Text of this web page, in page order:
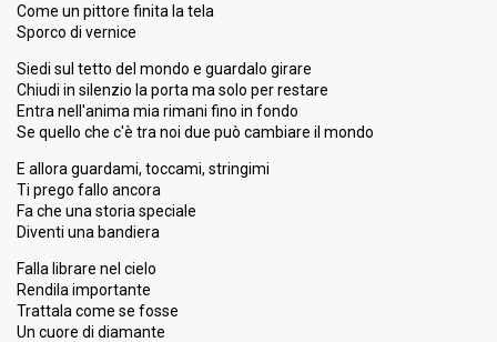
Percent Total 3.41%
Experts jury 5.00%
Popular jury
4.85%
Running order
9
Come un pittore finita la tela
Sporco di vernice
Siedi sul tetto del mondo e guardalo girare
Chiudi in silenzio la porta ma solo per restare
Entra nell'anima mia rimani fino in fondo
Se quello che c'è tra noi due può cambiare il mondo
E allora guardami, toccami, stringimi
Ti prego fallo ancora
Fa che una storia speciale
Diventi una bandiera
Falla librare nel cielo
Rendila importante
Trattala come se fosse
Un cuore di diamante